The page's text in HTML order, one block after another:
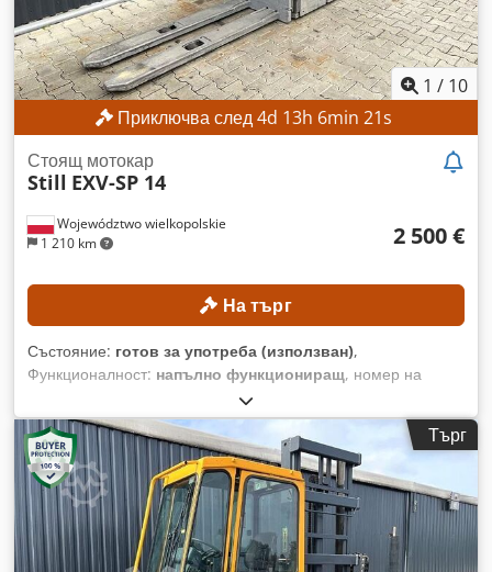
1 / 10
Приключва след4d 13h 6min 18s
Województwo wielkopolskie
1 210 km
Стоящ мотокар
Still EXV-SP 14
2 500 €
На търг
Състояние: готов за употреба (използван),
Функционалност: напълно функциониращ, номер на
F20325Y00782
производство:2021, часове на работа:2 044 h,
товароносимост:1 400 кг, височина на повдигане:
4 802
мм, свободно повдигане:1 545 мм, тип гориво:
електрически , тип мачта:триплекс, Без минимална цена
– гарантирана продажба на най-високата предложена
цена! ТЕХНИЧЕСКИ ДАННИ Товароподемност: 1400 кг
Височина на повдигане: 4802 мм Свободен ход: 1545 мм
Търг